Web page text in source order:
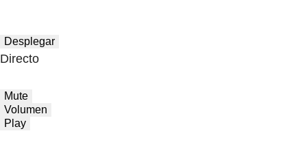
Desplegar
Directo
Mute
Volumen
Play